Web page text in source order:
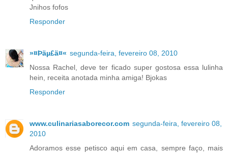
Jnihos fofos
Responder
»¤Þäµ£ä¤« segunda-feira, fevereiro 08, 2010
Nossa Rachel, deve ter ficado super gostosa essa lulinha
hein, receita anotada minha amiga! Bjokas
Responder
www.culinariasaborecor.com segunda-feira, fevereiro 08,
2010
Adoramos esse petisco aqui em casa, sempre faço, mais